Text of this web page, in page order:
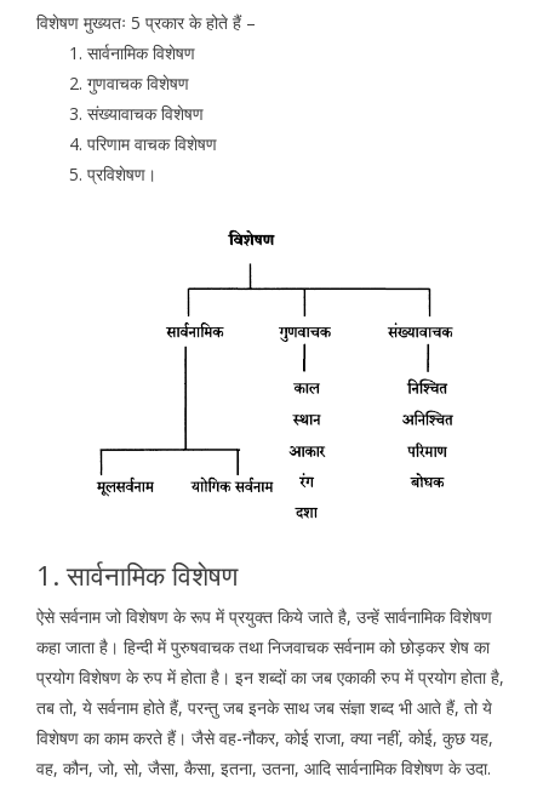
विशेषण मुख्यतः 5 प्रकार के होते हैं –
सार्वनामिक विशेषण
गुणवाचक विशेषण
संख्यावाचक विशेषण
परिणाम वाचक विशेषण
प्रविशेषण।
1. सार्वनामिक विशेषण
ऐसे सर्वनाम जो विशेषण के रूप में प्रयुक्त किये जाते है, उन्हें सार्वनामिक विशेषण
कहा जाता है। हिन्दी में पुरुषवाचक तथा निजवाचक सर्वनाम को छोड़कर शेष का
प्रयोग विशेषण के रुप में होता है। इन शब्दों का जब एकाकी रुप में प्रयोग होता है,
तब तो, ये सर्वनाम होते हैं, परन्तु जब इनके साथ जब संज्ञा शब्द भी आते हैं, तो ये
विशेषण का काम करते हैं। जैसे वह-नौकर, कोई राजा, क्या नहीं, कोई, कुछ यह,
वह, कौन, जो, सो, जैसा, कैसा, इतना, उतना, आदि सार्वनामिक विशेषण के उदा.